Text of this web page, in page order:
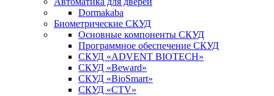
Dormakaba
Биометрические СКУД
Основные компоненты СКУД
Программное обеспечение СКУД
СКУД «ADVENT BIOTECH»
СКУД «Beward»
СКУД «BioSmart»
СКУД «CTV»